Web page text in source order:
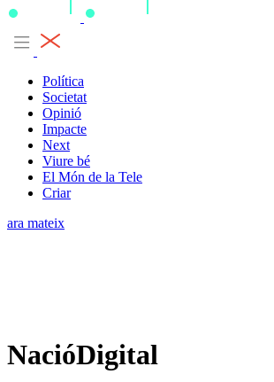
Política
Societat
Opinió
Impacte
Next
Viure bé
El Món de la Tele
Criar
ara mateix
NacióDigital